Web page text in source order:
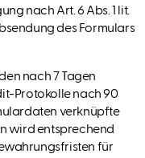
nach Art. 6 Abs. 1 lit.
des Formulars
nach 7 Tagen
Protokolle nach 90
verknüpfte
wird entsprechend
für